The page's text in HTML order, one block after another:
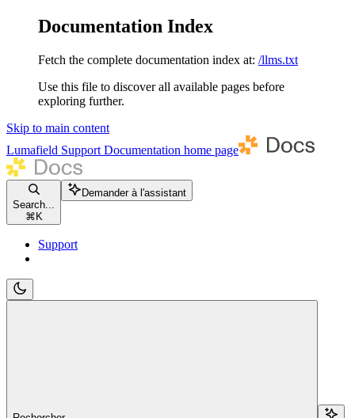
Documentation Index
Fetch the complete documentation index at: /llms.txt
Use this file to discover all available pages before
exploring further.
Skip to main content
Lumafield Support Documentation home page
Search...
⌘ K
Demander à l'assistant
Support